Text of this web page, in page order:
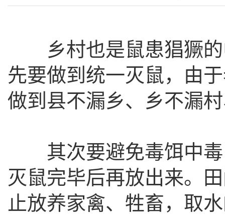
乡村也是鼠患猖獗的
先要做到统一灭鼠，由
做到县不漏乡、乡不漏
其次要避免毒饵中毒
灭鼠完毕后再放出来。
止放养家禽、牲畜，取